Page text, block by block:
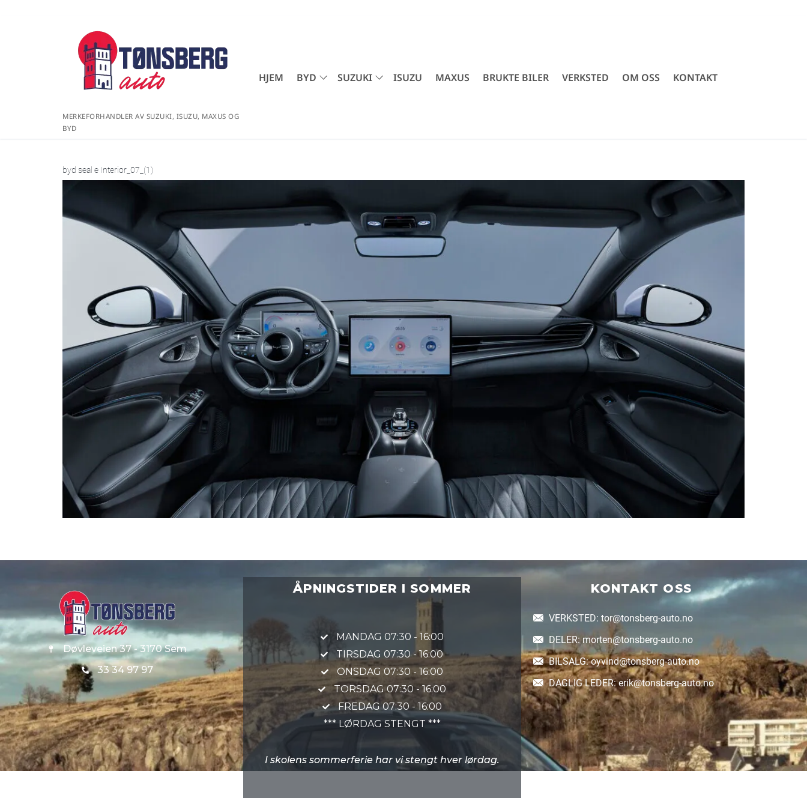
MERKEFORHANDLER AV SUZUKI, ISUZU, MAXUS OG
BYD
HJEM BYD SUZUKI ISUZU MAXUS BRUKTE BILER VERKSTED OM OSS KONTAKT
byd seal e Interior_07_(1)
Døvleveien 37 - 3170 Sem
33 34 97 97
ÅPNINGSTIDER I SOMMER
MANDAG 07:30 - 16:00
TIRSDAG 07:30 - 16:00
ONSDAG 07:30 - 16:00
TORSDAG 07:30 - 16:00
FREDAG 07:30 - 16:00
*** LØRDAG STENGT ***
I skolens sommerferie har vi stengt hver lørdag.
KONTAKT OSS
VERKSTED: tor@tonsberg-auto.no
DELER: morten@tonsberg-auto.no
BILSALG: oyvind@tonsberg-auto.no
DAGLIG LEDER: erik@tonsberg-auto.no